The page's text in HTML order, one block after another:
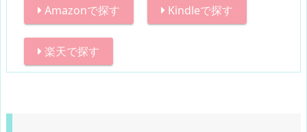
Amazonで探す Kindleで探す
楽天で探す